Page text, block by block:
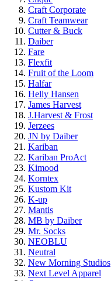
Craft Corporate
Craft Teamwear
Cutter & Buck
Daiber
Fare
Flexfit
Fruit of the Loom
Halfar
Helly Hansen
James Harvest
J.Harvest & Frost
Jerzees
JN by Daiber
Kariban
Kariban ProAct
Kimood
Korntex
Kustom Kit
K-up
Mantis
MB by Daiber
Mr. Socks
NEOBLU
Neutral
New Morning Studios
Next Level Apparel